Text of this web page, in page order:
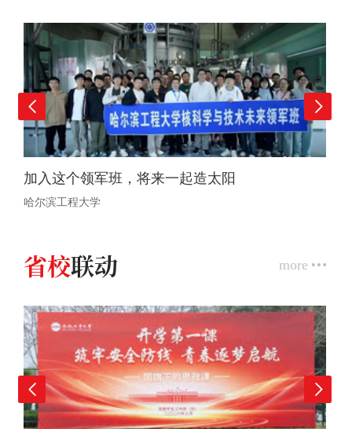
加入这个领军班，将来一起造太阳
哈尔滨工程大学
省校联动 more